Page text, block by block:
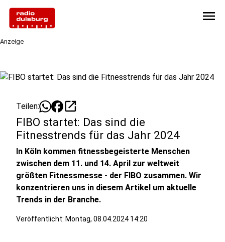
menu
Anzeige
Teilen: open_in_new
FIBO startet: Das sind die
Fitnesstrends für das Jahr 2024
In Köln kommen fitnessbegeisterte Menschen
zwischen dem 11. und 14. April zur weltweit
größten Fitnessmesse - der FIBO zusammen. Wir
konzentrieren uns in diesem Artikel um aktuelle
Trends in der Branche.
Veröffentlicht: Montag, 08.04.2024 14:20